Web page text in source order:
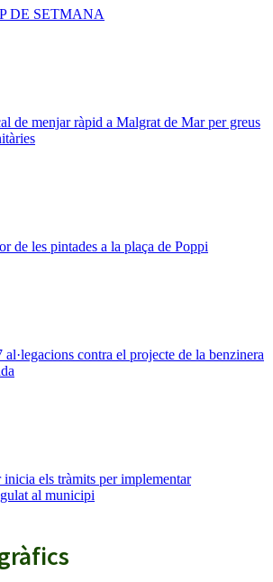
DE SETMANA
de menjar ràpid a Malgrat de Mar per greus
de les pintades a la plaça de Poppi
al·legacions contra el projecte de la benzinera
els tràmits per implementar
al municipi